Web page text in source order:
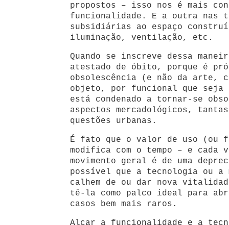
propostos – isso nos é mais
funcionalidade. E a outra nas
subsidiárias ao espaço
iluminação, ventilação, etc.
Quando se inscreve dessa
atestado de óbito, porque é
obsolescência (e não da arte,
objeto, por funcional que seja
está condenado a tornar-se
aspectos mercadológicos,
questões urbanas.
É fato que o valor de uso (ou
modifica com o tempo – e cada
movimento geral é de uma
possível que a tecnologia ou a
calhem de ou dar nova
tê-la como palco ideal para
casos bem mais raros.
Alçar a funcionalidade e a